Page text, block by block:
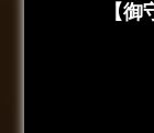
【